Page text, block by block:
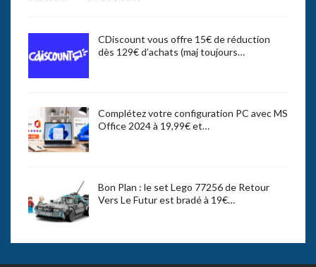
CDiscount vous offre 15€ de réduction
dès 129€ d’achats (maj toujours…
Complétez votre configuration PC avec MS
Office 2024 à 19,99€ et…
Bon Plan : le set Lego 77256 de Retour
Vers Le Futur est bradé à 19€…